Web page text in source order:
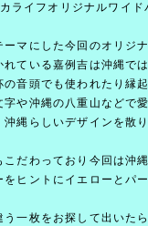
ライフオリジナルワイド
ーマにした今回のオリジ
れている嘉例吉は沖縄で
の音頭でも使われたり縁
字や沖縄の八重山などで
沖縄らしいデザインを散
こだわっており今回は沖
をヒントにイエローとパ
う一枚をお探して出いた